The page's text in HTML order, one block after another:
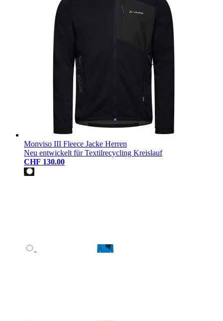
Monviso III Fleece Jacke Herren
Neu entwickelt für Textilrecycling Kreislauf
CHF 130.00